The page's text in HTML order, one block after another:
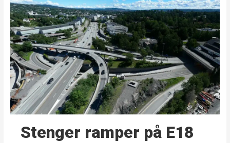
Stenger ramper på E18